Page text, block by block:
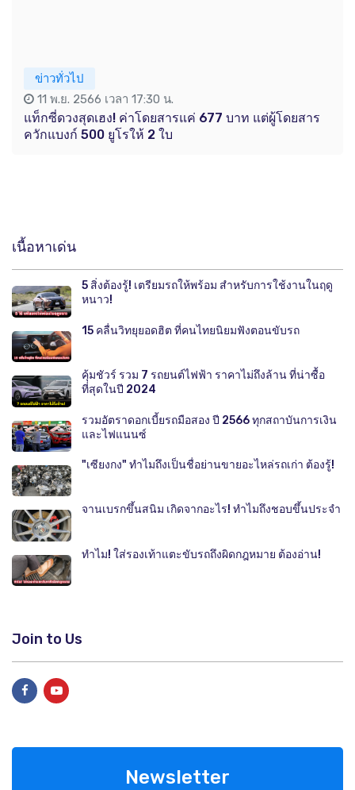
ข่าวทั่วไป
11 พ.ย. 2566 เวลา 17:30 น.
แท็กซี่ดวงสุดเฮง! ค่าโดยสารแค่ 677 บาท แต่ผู้โดยสาร
ควักแบงก์ 500 ยูโรให้ 2 ใบ
เนื้อหาเด่น
5 สิ่งต้องรู้! เตรียมรถให้พร้อม สำหรับการใช้งานในฤดู
หนาว!
15 คลื่นวิทยุยอดฮิต ที่คนไทยนิยมฟังตอนขับรถ
คุ้มชัวร์ รวม 7 รถยนต์ไฟฟ้า ราคาไม่ถึงล้าน ที่น่าซื้อ
ที่สุดในปี 2024
รวมอัตราดอกเบี้ยรถมือสอง ปี 2566 ทุกสถาบันการเงิน
และไฟแนนซ์
"เซียงกง" ทำไมถึงเป็นชื่อย่านขายอะไหล่รถเก่า ต้องรู้!
จานเบรกขึ้นสนิม เกิดจากอะไร! ทำไมถึงชอบขึ้นประจำ
ทำไม! ใส่รองเท้าแตะขับรถถึงผิดกฎหมาย ต้องอ่าน!
Join to Us
Newsletter